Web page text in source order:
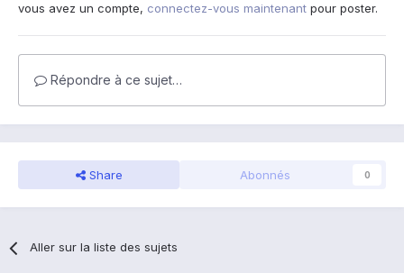
vous avez un compte, connectez-vous maintenant pour poster.
Répondre à ce sujet…
Share Abonnés 0
Aller sur la liste des sujets